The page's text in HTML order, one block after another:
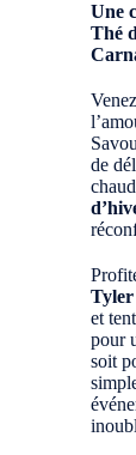
Une
Thé
de
Tyler
et
pour
soit